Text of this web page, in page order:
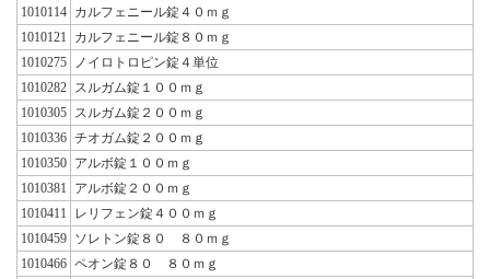
1010114 カルフェニール錠４０ｍｇ
1010121
カルフェニール錠８０ｍｇ
1010275
ノイロトロピン錠４単位
1010282
スルガム錠１００ｍｇ
1010305
スルガム錠２００ｍｇ
1010336 チオガム錠２００ｍｇ
1010350 アルボ錠１００ｍｇ
1010381
アルボ錠２００ｍｇ
1010411
レリフェン錠４００ｍｇ
1010459 ソレトン錠８０ ８０ｍｇ
1010466 ペオン錠８０ ８０ｍｇ